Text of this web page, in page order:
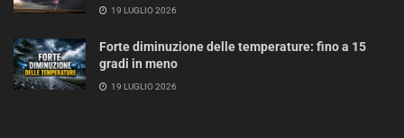
19 LUGLIO 2026
Forte diminuzione delle temperature: fino a 15
gradi in meno
19 LUGLIO 2026